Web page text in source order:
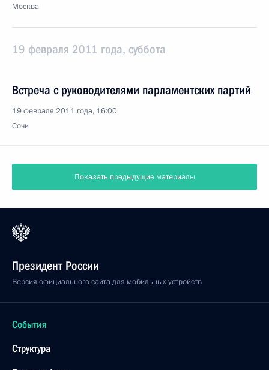
Москва
19 февраля 2011 года, суббота
Встреча с руководителями парламентских партий
19 февраля 2011 года, 16:00
Сочи
Показать предыдущие материалы
Президент России
Версия официального сайта для мобильных устройств
События
Структура